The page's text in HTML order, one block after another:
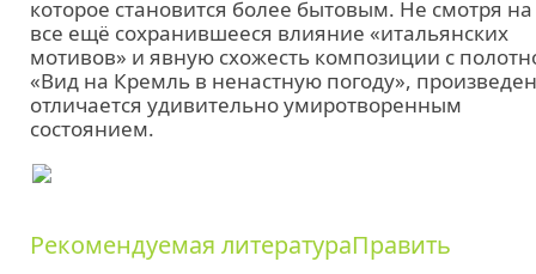
которое становится более бытовым. Не смотря на
все ещё сохранившееся влияние «итальянских
мотивов» и явную схожесть композиции с
«Вид на Кремль в ненастную погоду»,
отличается удивительно умиротворенным
состоянием.
Рекомендуемая литератураПравить